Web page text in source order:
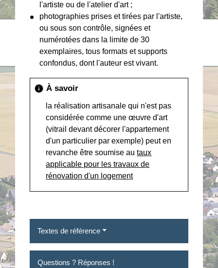
l'artiste ou de l'atelier d'art ;
photographies prises et tirées par l'artiste,
ou sous son contrôle, signées et
numérotées dans la limite de 30
exemplaires, tous formats et supports
confondus, dont l'auteur est vivant.
info À savoir
la réalisation artisanale qui n'est pas
considérée comme une œuvre d'art
(vitrail devant décorer l'appartement
d'un particulier par exemple) peut en
revanche être soumise autaux
applicable pour les travaux de
rénovation d'un logement
Textes de référence
Questions ? Réponses !